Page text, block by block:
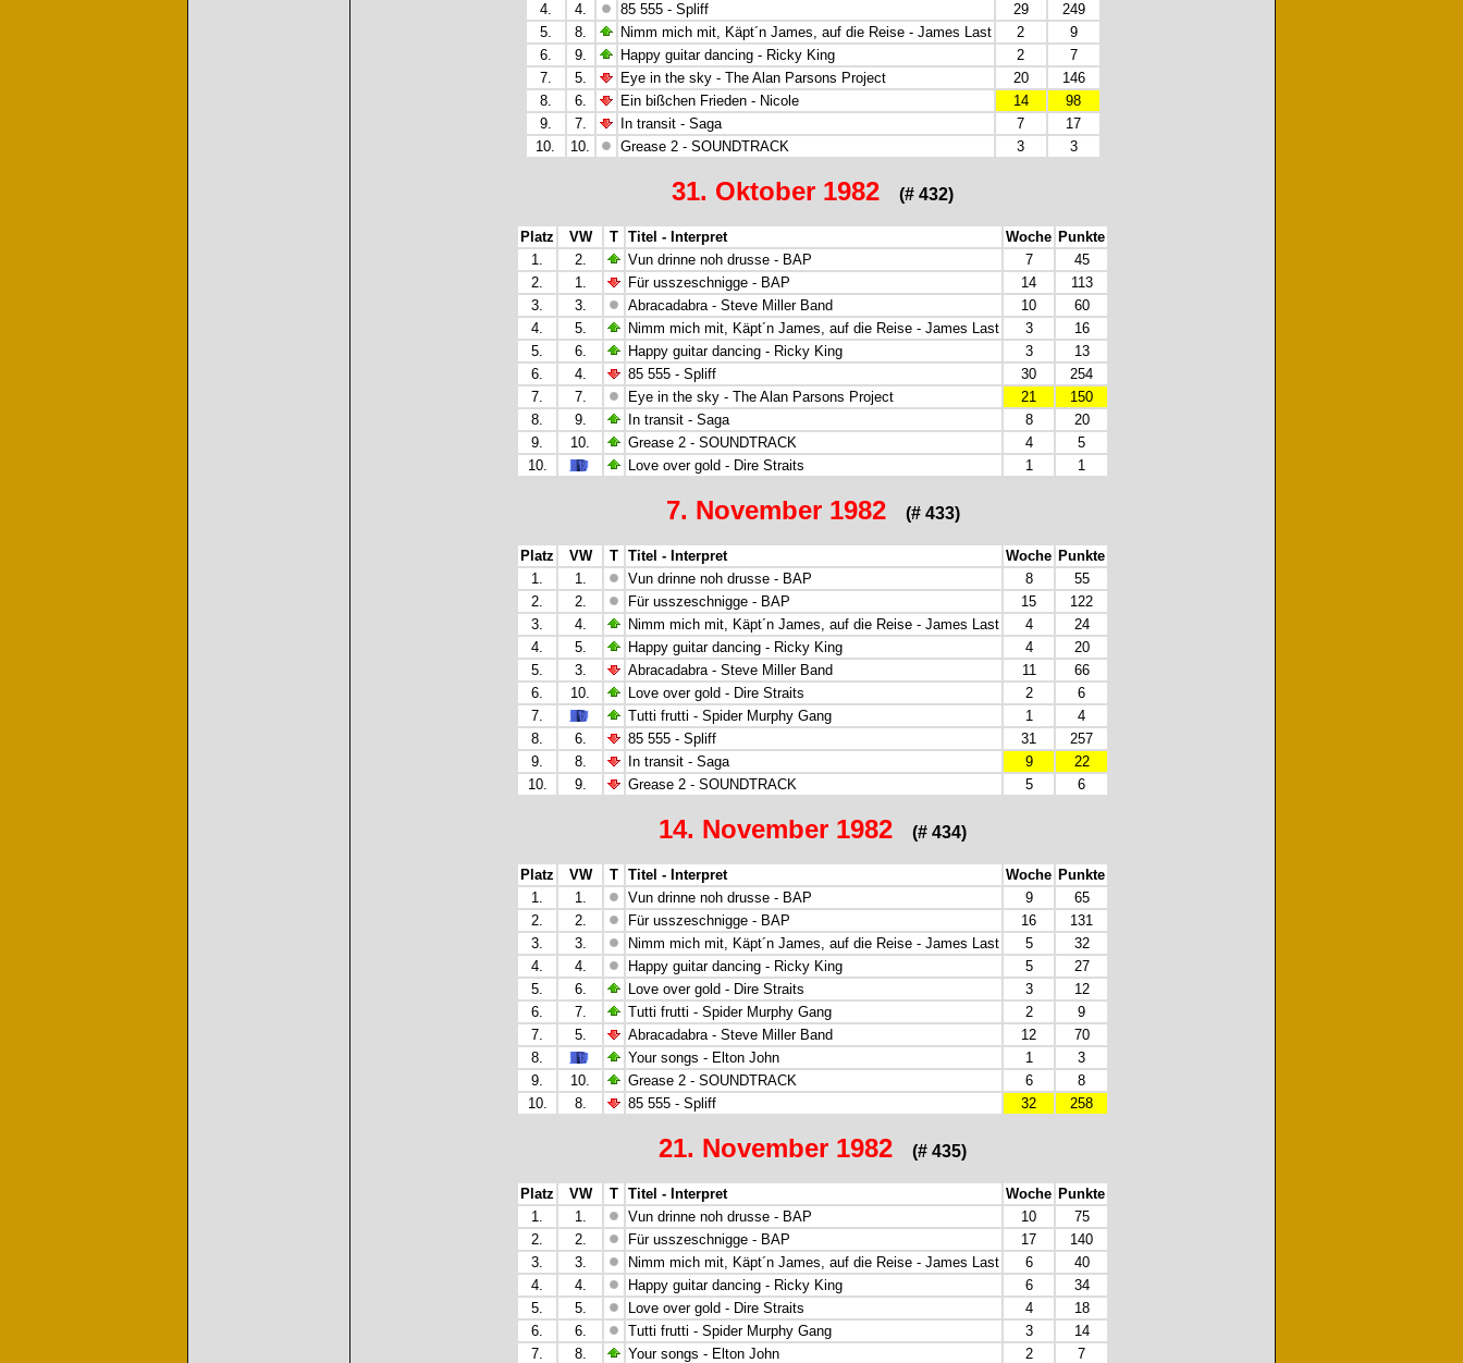
4.
4. 85 555 - Spliff 29
249
5.
8. Nimm mich mit, Käpt´n James, auf die Reise - James Last 2
9
6.
9. Happy guitar dancing - Ricky King 2
7
7.
5. Eye in the sky - The Alan Parsons Project 20
146
8.
6. Ein bißchen Frieden - Nicole 14
98
9.
7. In transit - Saga 7
17
10.
10. Grease 2 - SOUNDTRACK 3 3
31. Oktober 1982 (# 432)
Platz VW T Titel - Interpret Woche Punkte
1.
2. Vun drinne noh drusse - BAP 7
45
2.
1. Für usszeschnigge - BAP 14
113
3.
3. Abracadabra - Steve Miller Band 10
60
4.
5. Nimm mich mit, Käpt´n James, auf die Reise - James Last 3
16
5.
6. Happy guitar dancing - Ricky King 3
13
6.
4. 85 555 - Spliff 30
254
7.
7. Eye in the sky - The Alan Parsons Project 21
150
8.
9. In transit - Saga 8
20
9.
10. Grease 2 - SOUNDTRACK 4
5
10.
Love over gold - Dire Straits 1 1
7. November 1982 (# 433)
Platz VW T Titel - Interpret Woche Punkte
1.
1. Vun drinne noh drusse - BAP 8
55
2.
2. Für usszeschnigge - BAP 15
122
3.
4. Nimm mich mit, Käpt´n James, auf die Reise - James Last 4
24
4.
5. Happy guitar dancing - Ricky King 4
20
5.
3. Abracadabra - Steve Miller Band 11
66
6.
10. Love over gold - Dire Straits 2
6
7.
Tutti frutti - Spider Murphy Gang 1
4
8.
6. 85 555 - Spliff 31
257
9.
8. In transit - Saga 9
22
10.
9. Grease 2 - SOUNDTRACK 5 6
14. November 1982 (# 434)
Platz VW T Titel - Interpret Woche Punkte
1.
1. Vun drinne noh drusse - BAP 9
65
2.
2. Für usszeschnigge - BAP 16
131
3.
3. Nimm mich mit, Käpt´n James, auf die Reise - James Last 5
32
4.
4. Happy guitar dancing - Ricky King 5
27
5.
6. Love over gold - Dire Straits 3
12
6.
7. Tutti frutti - Spider Murphy Gang 2
9
7.
5. Abracadabra - Steve Miller Band 12
70
8.
Your songs - Elton John 1
3
9.
10. Grease 2 - SOUNDTRACK 6
8
10.
8. 85 555 - Spliff 32 258
21. November 1982 (# 435)
Platz VW T Titel - Interpret Woche Punkte
1.
1. Vun drinne noh drusse - BAP 10
75
2.
2. Für usszeschnigge - BAP 17
140
3.
3. Nimm mich mit, Käpt´n James, auf die Reise - James Last 6
40
4.
4. Happy guitar dancing - Ricky King 6
34
5.
5. Love over gold - Dire Straits 4
18
6.
6. Tutti frutti - Spider Murphy Gang 3
14
7.
8. Your songs - Elton John 2
7